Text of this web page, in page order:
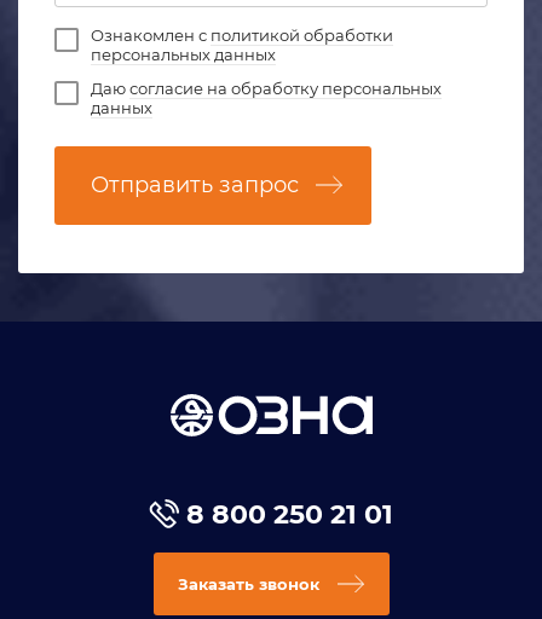
Ознакомлен с политикой обработки
персональных данных
Даюсогласие на обработку персональных
данных
Отправить запрос
8 800 250 21 01
Заказать звонок